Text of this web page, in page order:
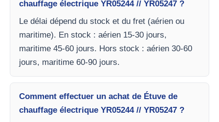
chauffage électrique YR05244 // YR05247 ?
Le délai dépend du stock et du fret (aérien ou
maritime). En stock : aérien 15-30 jours,
maritime 45-60 jours. Hors stock : aérien 30-60
jours, maritime 60-90 jours.
Comment effectuer un achat de Étuve de
chauffage électrique YR05244 // YR05247 ?